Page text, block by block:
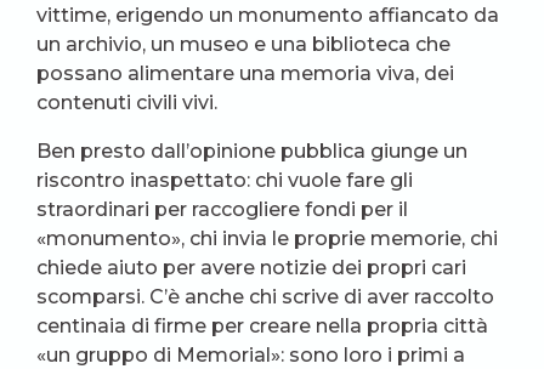
vittime, erigendo un monumento affiancato da
un archivio, un museo e una biblioteca che
possano alimentare una memoria viva, dei
contenuti civili vivi.
Ben presto dall’opinione pubblica giunge un
riscontro inaspettato: chi vuole fare gli
straordinari per raccogliere fondi per il
«monumento», chi invia le proprie memorie, chi
chiede aiuto per avere notizie dei propri cari
scomparsi. C’è anche chi scrive di aver raccolto
centinaia di firme per creare nella propria città
«un gruppo di Memorial»: sono loro i primi a